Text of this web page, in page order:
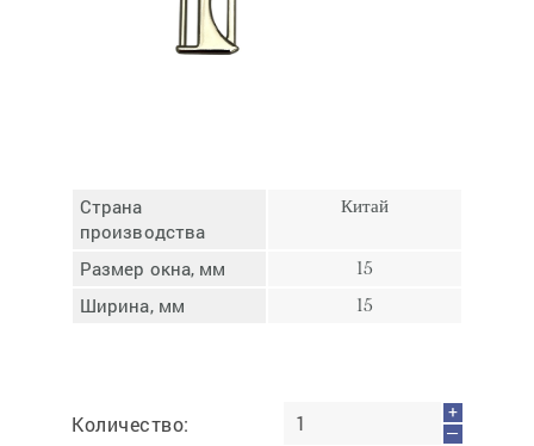
Страна
производства
Китай
Размер окна, мм 15
Ширина, мм 15
Количество:
+
—